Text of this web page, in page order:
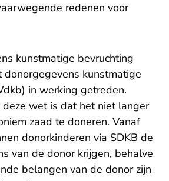
redenen voor
kunstmatige bevruchting
kunstmatige
in werking getreden.
wet is dat het niet langer
zaad te doneren. Vanaf
donorkinderen via SDKB de
van de donor krijgen, behalve
belangen van de donor zijn